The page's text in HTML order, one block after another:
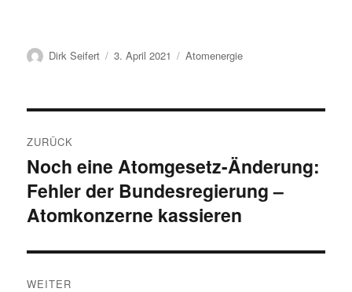
Autor
Dirk Seifert
Veröffentlicht
3. April 2021 Kategorien
Atomenergie
ZURÜCK
Vorheriger
Beitrag:
Noch eine Atomgesetz-Änderung:
Fehler der Bundesregierung –
Atomkonzerne kassieren
WEITER